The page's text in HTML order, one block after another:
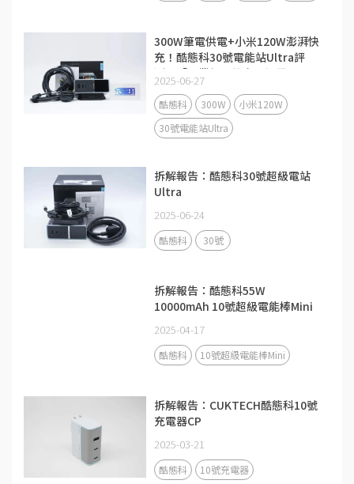
300W筆電供電+小米120W澎湃快
充！酷態科30號電能站Ultra評
測：「畢業級」的充電設備
2025-06-27
酷態科 300W
小米120W
30號電能站Ultra
拆解報告：酷態科30號超級電站
Ultra
2025-06-24
酷態科 30號
拆解報告：酷態科55W
10000mAh 10號超級電能棒Mini
2025-04-17
酷態科 10號超級電能棒Mini
拆解報告：CUKTECH酷態科10號
充電器CP
2025-03-21
酷態科 10號充電器